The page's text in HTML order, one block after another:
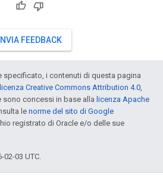
INVIA FEEDBACK
specificato, i contenuti di questa pagina
licenza Creative Commons Attribution 4.0,
concessi in base alla licenza Apache
le norme del sito di Google
registrato di Oracle e/o delle sue
03 UTC.